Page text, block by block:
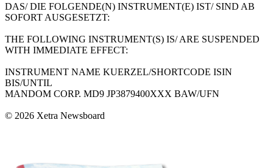
DAS/ DIE FOLGENDE(N) INSTRUMENT(E) IST/ SIND AB
SOFORT AUSGESETZT:
THE FOLLOWING INSTRUMENT(S) IS/ ARE SUSPENDED
WITH IMMEDIATE EFFECT:
INSTRUMENT NAME KUERZEL/SHORTCODE ISIN
BIS/UNTIL
MANDOM CORP. MD9 JP3879400XXX BAW/UFN
© 2026 Xetra Newsboard